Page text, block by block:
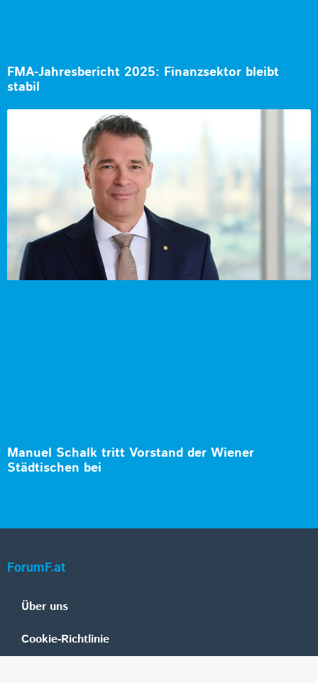
FMA-Jahresbericht 2025: Finanzsektor bleibt
stabil
Manuel Schalk tritt Vorstand der Wiener
Städtischen bei
ForumF.at
Über uns
Cookie-Richtlinie